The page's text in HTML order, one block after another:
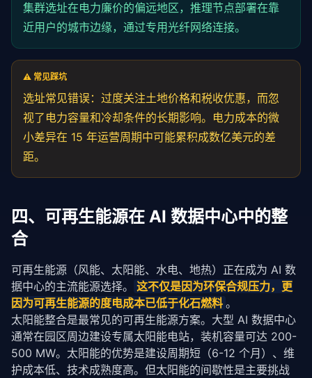
集群选址在电力廉价的偏远地区，推理节点部署在靠
近用户的城市边缘，通过专用光纤网络连接。
⚠️ 常见踩坑
选址常见错误：过度关注土地价格和税收优惠，而忽
视了电力容量和冷却条件的长期影响。电力成本的微
小差异在 15 年运营周期中可能累积成数亿美元的差
距。
四、可再生能源在 AI 数据中心中的整
合
可再生能源（风能、太阳能、水电、地热）正在成为 AI 数
据中心的主流能源选择。
这不仅是因为环保合规压力，更
因为可再生能源的度电成本已低于化石燃料 。
太阳能整合是最常见的可再生能源方案。大型 AI 数据中心
通常在园区周边建设专属太阳能电站，装机容量可达 200-
500 MW。太阳能的优势是建设周期短（6-12 个月）、维
护成本低、技术成熟度高。但太阳能的间歇性是主要挑战